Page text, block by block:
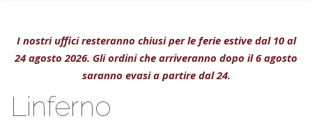
I nostri uffici resteranno chiusi per le ferie estive dal 10 al
24 agosto 2026. Gli ordini che arriveranno dopo il 6 agosto
saranno evasi a partire dal 24.
Linferno